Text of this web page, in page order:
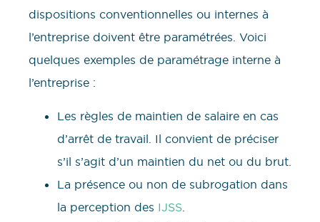
dispositions conventionnelles ou internes à
l’entreprise doivent être paramétrées. Voici
quelques exemples de paramétrage interne à
l’entreprise :
Les règles de maintien de salaire en cas
d’arrêt de travail. Il convient de préciser
s’il s’agit d’un maintien du net ou du brut.
La présence ou non de subrogation dans
la perception des IJSS